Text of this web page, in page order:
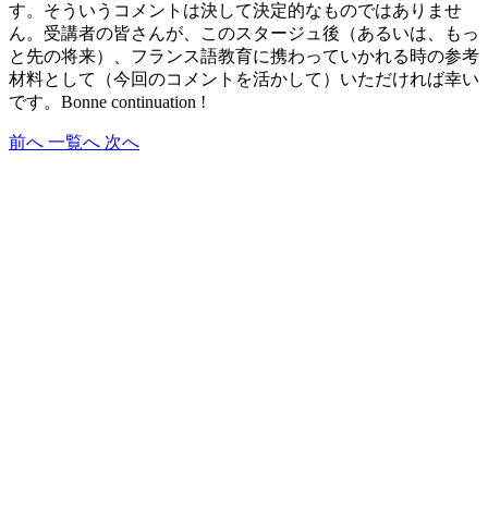
す。そういうコメントは決して決定的なものではありませ
ん。受講者の皆さんが、このスタージュ後（あるいは、もっ
と先の将来）、フランス語教育に携わっていかれる時の参考
材料として（今回のコメントを活かして）いただければ幸い
です。Bonne continuation !
前へ 一覧へ 次へ